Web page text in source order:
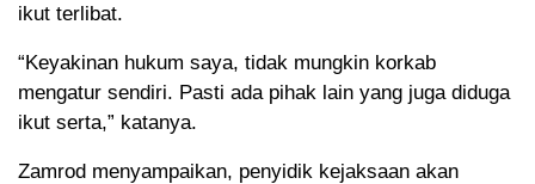
ikut terlibat.
“Keyakinan hukum saya, tidak mungkin korkab
mengatur sendiri. Pasti ada pihak lain yang juga diduga
ikut serta,” katanya.
Zamrod menyampaikan, penyidik kejaksaan akan